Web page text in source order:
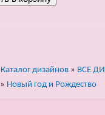
Каталог дизайнов » ВСЕ
» Новый год и Рождество